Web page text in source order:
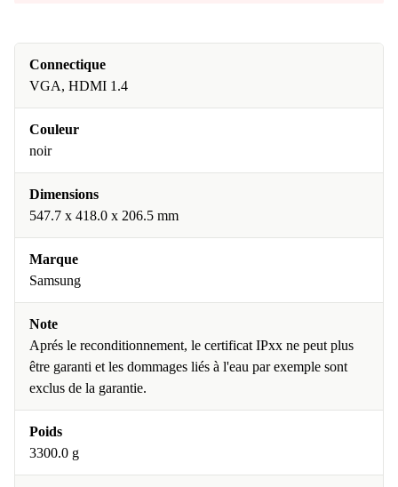
Connectique
VGA, HDMI 1.4
Couleur
noir
Dimensions
547.7 x 418.0 x 206.5 mm
Marque
Samsung
Note
Aprés le reconditionnement, le certificat IPxx ne peut plus
être garanti et les dommages liés à l'eau par exemple sont
exclus de la garantie.
Poids
3300.0 g